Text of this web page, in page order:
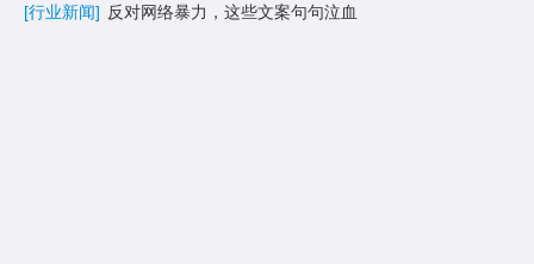
[行业新闻] 反对网络暴力，这些文案句句泣血